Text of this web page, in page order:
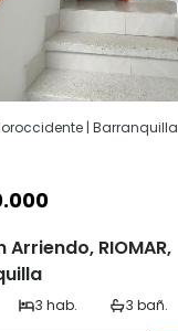
| Barranquilla
Arriendo, RIOMAR,